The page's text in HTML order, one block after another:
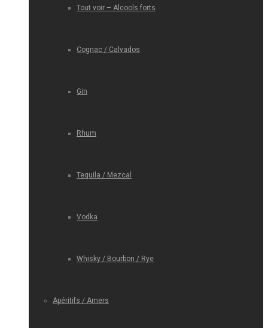
Tout voir – Alcools forts
Cognac / Calvados
Gin
Rhum
Tequila / Mezcal
Vodka
Whisky / Bourbon / Rye
Apéritifs / Amers